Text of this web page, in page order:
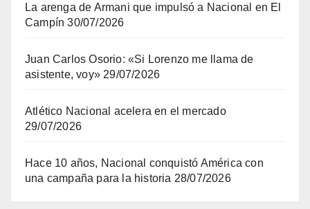
La arenga de Armani que impulsó a Nacional en El
Campín 30/07/2026
Juan Carlos Osorio: «Si Lorenzo me llama de
asistente, voy» 29/07/2026
Atlético Nacional acelera en el mercado
29/07/2026
Hace 10 años, Nacional conquistó América con
una campaña para la historia 28/07/2026